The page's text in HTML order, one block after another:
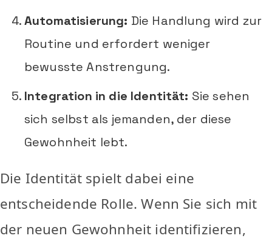
Automatisierung: Die Handlung wird zur
Routine und erfordert weniger
bewusste Anstrengung.
Integration in die Identität: Sie sehen
sich selbst als jemanden, der diese
Gewohnheit lebt.
Die Identität spielt dabei eine
entscheidende Rolle. Wenn Sie sich mit
der neuen Gewohnheit identifizieren,